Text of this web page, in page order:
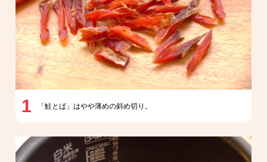
1 「鮭とば」はやや薄めの斜め切り。